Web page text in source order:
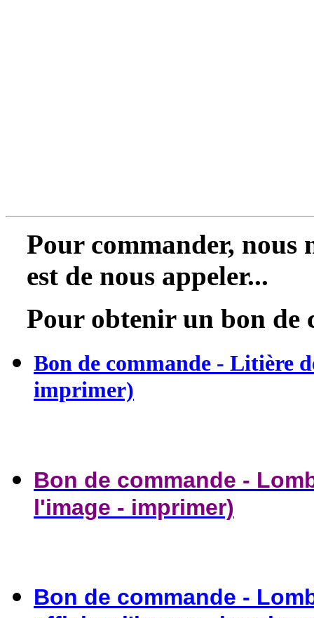
Pour commander, nous
est de nous appeler...
Pour obtenir un bon de
Bon de commande - Litière
imprimer)
Bon de commande -
l'image - imprimer)
Bon de commande -